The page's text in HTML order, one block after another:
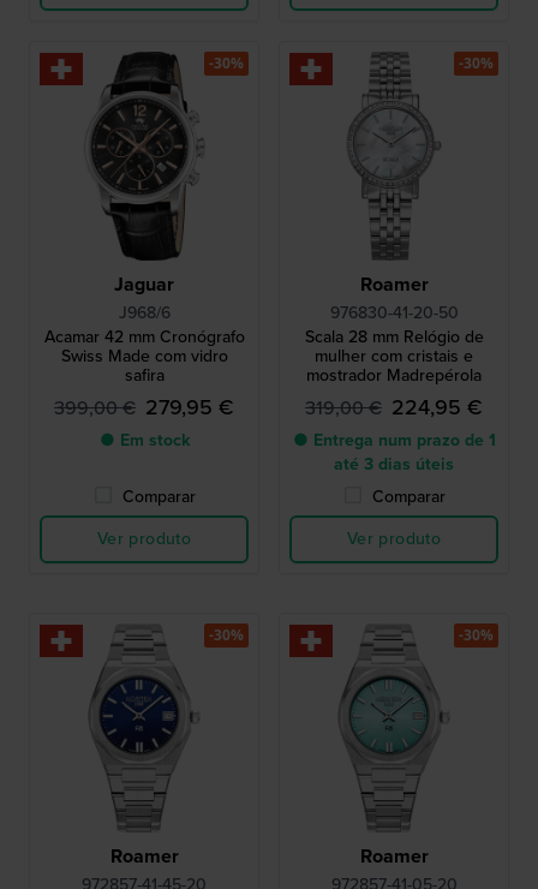
Jaguar
J968/6
Acamar 42 mm Cronógrafo
Swiss Made com vidro
safira
399,00 € 279,95 €
● Em stock
Comparar
Ver produto
-30%
Roamer
976830-41-20-50
Scala 28 mm Relógio de
mulher com cristais e
mostrador Madrepérola
319,00 € 224,95 €
● Entrega num prazo de 1
até 3 dias úteis
Comparar
Ver produto
-30%
Roamer
-30%
Roamer
-30%